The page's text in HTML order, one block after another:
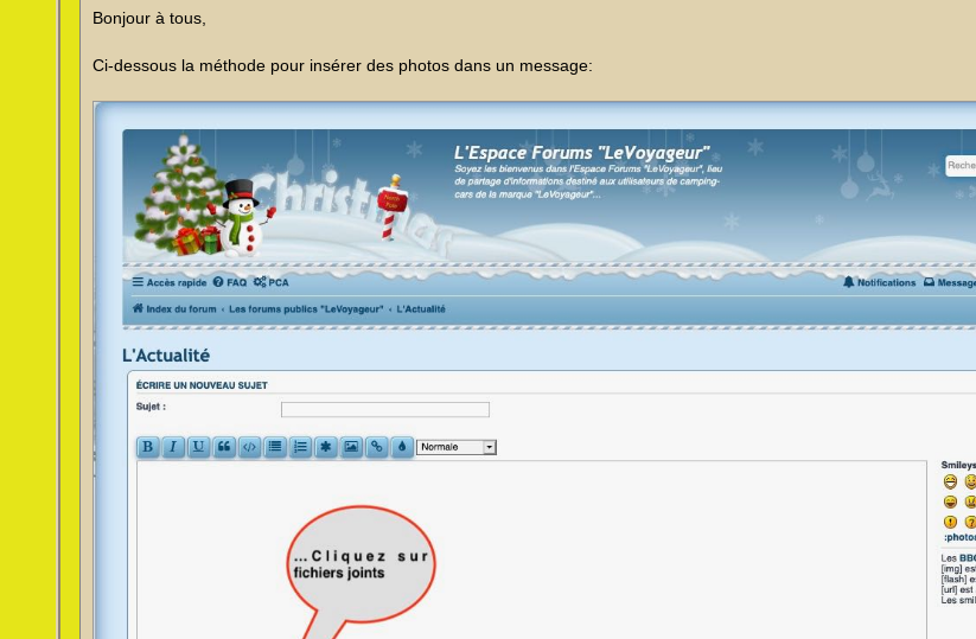
s
s
g
e
o
l
Bonjour à tous,
Ci-dessous la méthode pour insérer des photos dans un message: